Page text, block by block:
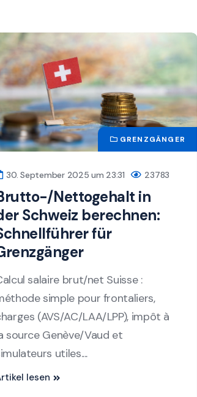
GRENZGÄNGER
30. September 2025 um 23:31 23783
Nettogehalt in
Schweiz berechnen:
für
salaire brut/net Suisse :
simple pour frontaliers,
(AVS/AC/LAA/LPP), impôt à
source Genève/Vaud et
utiles....
lesen